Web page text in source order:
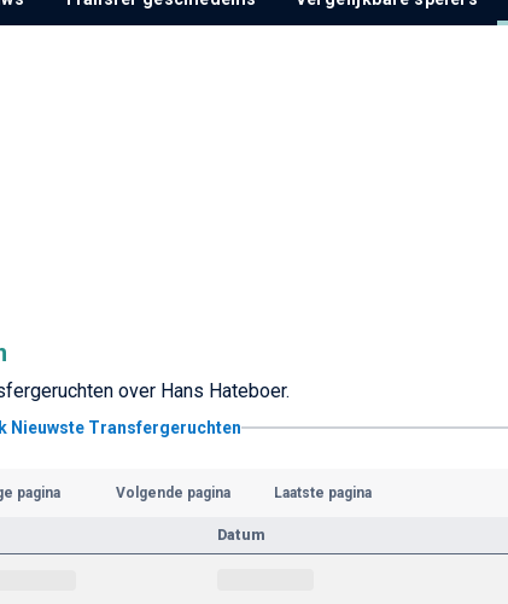
over Hans Hateboer.
Nieuwste Transfergeruchten
pagina Volgende pagina Laatste pagina
Datum